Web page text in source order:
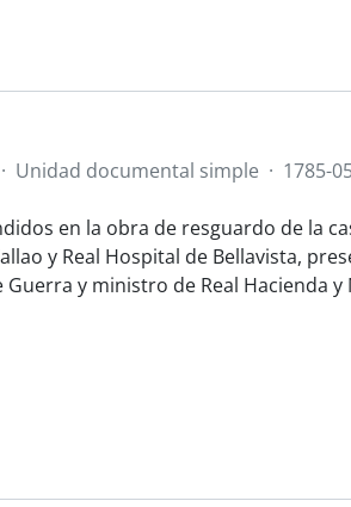
· Unidad documental simple · 1785-
en la obra de resguardo de la
y Real Hospital de Bellavista,
Guerra y ministro de Real Hacienda y